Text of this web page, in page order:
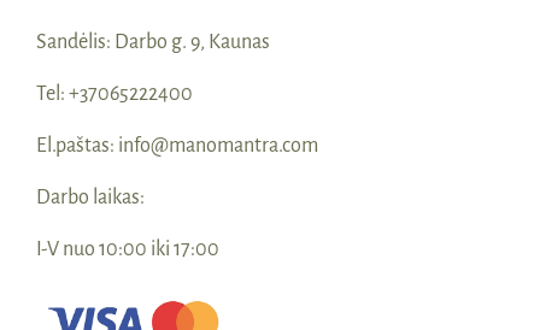
Sandėlis: Darbo g. 9, Kaunas
Tel: +37065222400
El.paštas: info@manomantra.com
Darbo laikas:
I-V nuo 10:00 iki 17:00